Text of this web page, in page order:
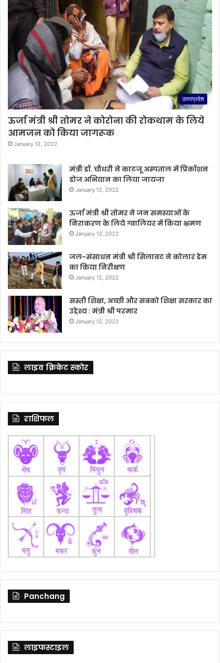
उत्तरप्रदेश
ऊर्जा मंत्री श्री तोमर ने कोरोना की रोकथाम के लिये
आमजन को किया जागरूक
January 12, 2022
मंत्री डॉ. चौधरी ने काटजू अस्पताल में प्रिकॉशन
डोज अभियान का लिया जायजा
January 12, 2022
ऊर्जा मंत्री श्री तोमर ने जन समस्याओं के
निराकरण के लिये ग्वालियर में किया भ्रमण
January 12, 2022
जल-संसाधन मंत्री श्री सिलावट ने कोलार डेम
का किया निरीक्षण
January 12, 2022
सस्ती शिक्षा, अच्छी और सबको शिक्षा सरकार का
उद्देश्य : मंत्री श्री परमार
January 12, 2022
लाइव क्रिकेट स्कोर
राशिफल
Panchang
लाइफस्टाइल